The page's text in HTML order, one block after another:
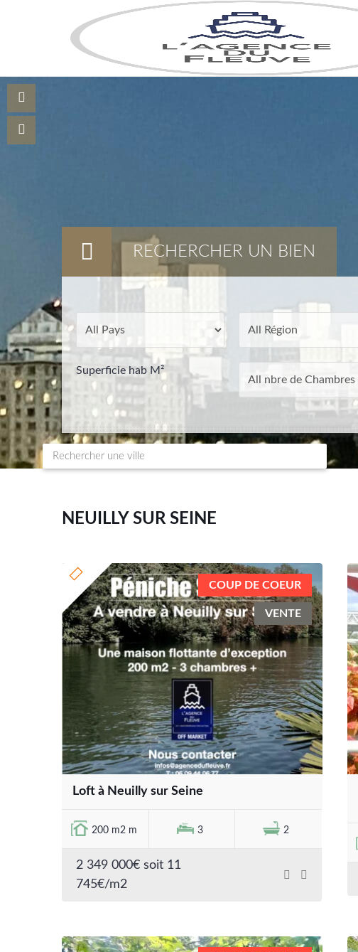
RECHERCHER UN BIEN
Superficie hab M²
NEUILLY SUR SEINE
COUP DE COEUR
VENTE
Loft à Neuilly sur Seine
200 m2 m 3 2
2 349 000€ soit 11
745€/m2